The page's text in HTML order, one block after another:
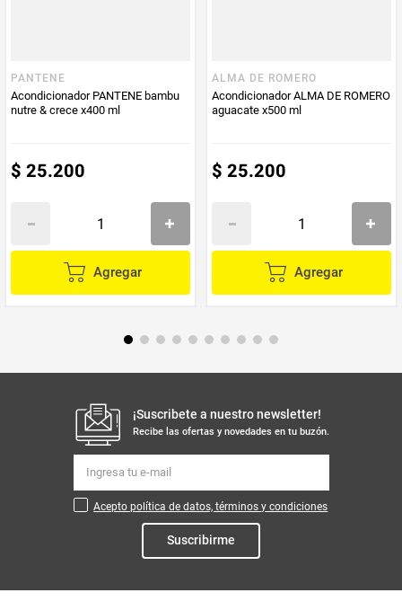
PANTENE
Acondicionador PANTENE bambu
nutre & crece x400 ml
$ 25.200
Agregar
ALMA DE ROMERO
Acondicionador ALMA DE ROMERO
aguacate x500 ml
$ 25.200
Agregar
¡Suscribete a nuestro newsletter!
Recibe las ofertas y novedades en tu buzón.
Acepto política de datos, términos y condiciones
Suscribirme